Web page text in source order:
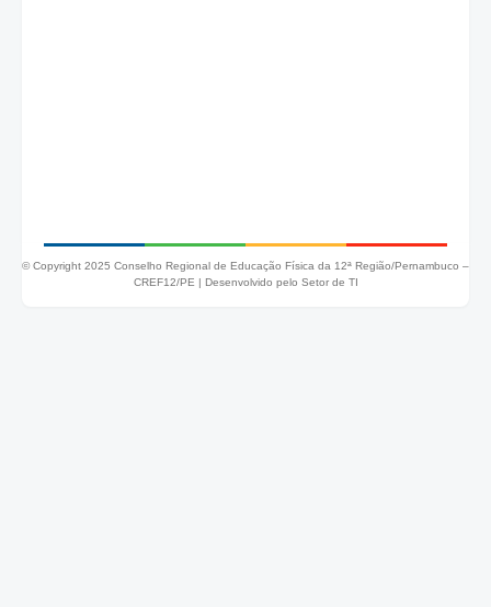
© Copyright 2025 Conselho Regional de Educação Física da 12ª Região/Pernambuco –
CREF12/PE |
Desenvolvido pelo Setor de TI